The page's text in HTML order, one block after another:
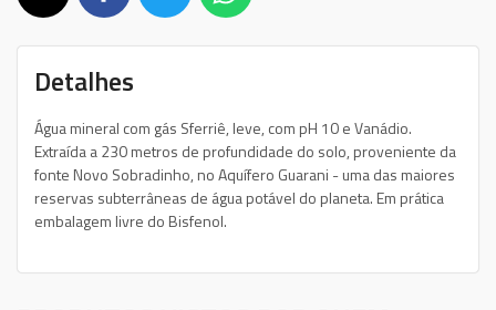
Detalhes
Água mineral com gás Sferriê, leve, com pH 10 e Vanádio.
Extraída a 230 metros de profundidade do solo, proveniente da
fonte Novo Sobradinho, no Aquífero Guarani - uma das maiores
reservas subterrâneas de água potável do planeta. Em prática
embalagem livre do Bisfenol.